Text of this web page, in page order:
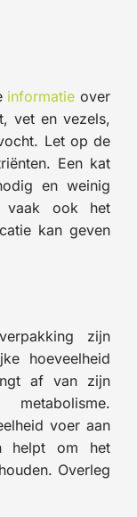
informatie over
vet en vezels,
Let op de
Een kat
en weinig
vaak ook het
kan geven
zijn
hoeveelheid
af van zijn
voer aan
helpt om het
Overleg